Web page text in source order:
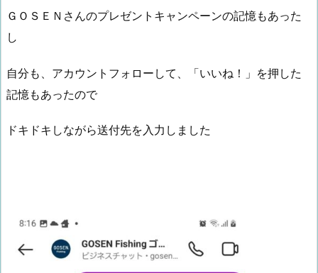
ＧＯＳＥＮさんのプレゼントキャンペーンの記憶もあった
し
自分も、アカウントフォローして、「いいね！」を押した
記憶もあったので
ドキドキしながら送付先を入力しました